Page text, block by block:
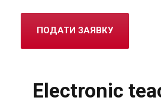
ПОДАТИ ЗАЯВКУ
Electronic